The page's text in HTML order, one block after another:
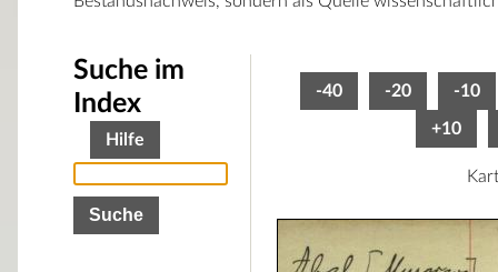
-40 -20 -10
+10
Suche im
Index
Hilfe